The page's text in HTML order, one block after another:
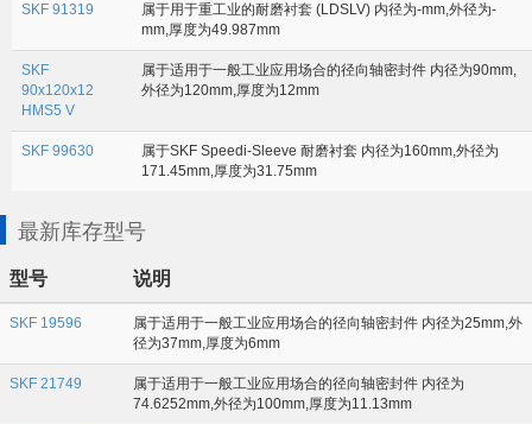
SKF 91319
属于用于重工业的耐磨衬套 (LDSLV) 内径为-mm,外径为-
mm,厚度为49.987mm
SKF
90x120x12
HMS5 V
属于适用于一般工业应用场合的径向轴密封件 内径为90mm,
外径为120mm,厚度为12mm
SKF 99630
属于SKF Speedi-Sleeve 耐磨衬套 内径为160mm,外径为
171.45mm,厚度为31.75mm
最新库存型号
型号 说明
SKF 19596
属于适用于一般工业应用场合的径向轴密封件 内径为25mm,外
径为37mm,厚度为6mm
SKF 21749
属于适用于一般工业应用场合的径向轴密封件 内径为
74.6252mm,外径为100mm,厚度为11.13mm